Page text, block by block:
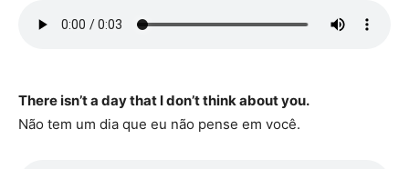
There isn’t a day that I don’t think about you.
Não tem um dia que eu não pense em você.